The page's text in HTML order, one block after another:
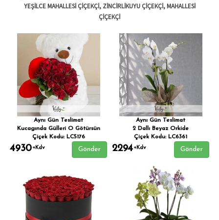
YEŞİLCE MAHALLESİ ÇİÇEKÇİ, ZİNCİRLİKUYU ÇİÇEKÇİ, MAHALLESİ
ÇİÇEKÇİ
Aynı Gün Teslimat
Kucagında Gülleri O Götürsün
Çiçek Kodu: LC5176
4930+Kdv Gönder
Aynı Gün Teslimat
2 Dallı Beyaz Orkide
Çiçek Kodu: LC6361
2294+Kdv Gönder